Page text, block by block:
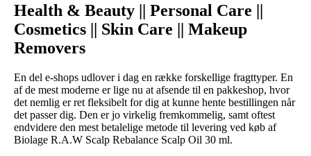
Health & Beauty || Personal Care ||
Cosmetics || Skin Care || Makeup
Removers
En del e-shops udlover i dag en række forskellige fragttyper. En
af de mest moderne er lige nu at afsende til en pakkeshop, hvor
det nemlig er ret fleksibelt for dig at kunne hente bestillingen når
det passer dig. Den er jo virkelig fremkommelig, samt oftest
endvidere den mest betalelige metode til levering ved køb af
Biolage R.A.W Scalp Rebalance Scalp Oil 30 ml.